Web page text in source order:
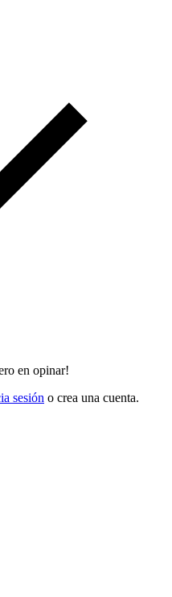
en opinar!
sesión o crea una cuenta.